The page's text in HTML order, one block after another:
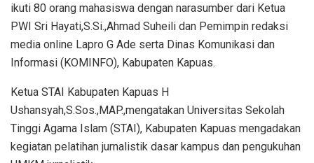
ikuti 80 orang mahasiswa dengan narasumber dari Ketua
PWI Sri Hayati,S.Si.,Ahmad Suheili dan Pemimpin redaksi
media online Lapro G Ade serta Dinas Komunikasi dan
Informasi (KOMINFO), Kabupaten Kapuas.
Ketua STAI Kabupaten Kapuas H
Ushansyah,S.Sos.,MAP.,mengatakan Universitas Sekolah
Tinggi Agama Islam (STAI), Kabupaten Kapuas mengadakan
kegiatan pelatihan jurnalistik dasar kampus dan pengukuhan